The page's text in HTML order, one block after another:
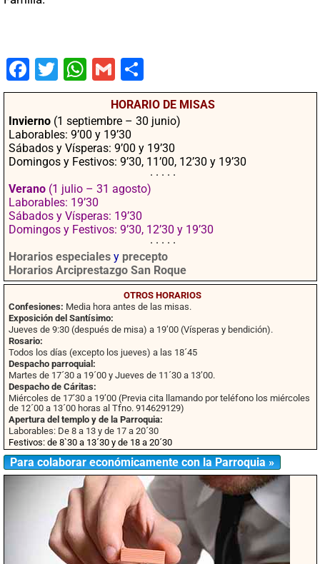
Fac
ebo
Twit
ter
Wha
tsA
pp
Gm
ail
mpa
rtir
HORARIO DE MISAS
Invierno (1 septiembre – 30 junio)
Laborables: 9’00 y 19’30
Sábados y Vísperas: 9’00 y 19’30
Domingos y Festivos: 9’30, 11’00, 12’30 y 19’30
· · · · ·
Verano (1 julio – 31 agosto)
Laborables: 19’30
Sábados y Vísperas: 19’30
Domingos y Festivos: 9’30, 12’30 y 19’30
· · · · ·
Horarios especiales y precepto
Horarios Arciprestazgo San Roque
OTROS HORARIOS
Confesiones: Media hora antes de las misas.
Exposición del Santísimo:
Jueves de 9:30 (después de misa) a 19’00 (Vísperas y bendición).
Rosario:
Todos los días (excepto los jueves) a las 18´45
Despacho parroquial:
Martes de 17´30 a 19´00 y Jueves de 11´30 a 13’00.
Despacho de Cáritas:
Miércoles de 17’30 a 19’00 (Previa cita llamando por teléfono los miércoles
de 12´00 a 13´00 horas al Tfno. 914629129)
Apertura del templo y de la Parroquia:
Laborables: De 8 a 13 y de 17 a 20´30
Festivos: de 8`30 a 13´30 y de 18 a 20´30
Para colaborar económicamente con la Parroquia »